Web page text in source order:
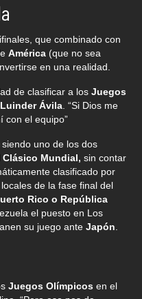
que combinado con
América (que no sea
en una realidad.
de clasificar a los Juegos
Luinder Ávila . “Si Dios me
con el equipo”
uno de los dos
Clásico Mundial, sin contar
clasificado por
de la fase final del
Rico o República
el puesto en Los
su juego ante Japón
Juegos Olímpicos en el